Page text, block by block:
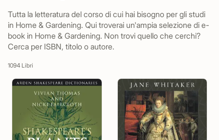
Tutta la letteratura del corso di cui hai bisogno per gli studi
in Home & Gardening. Qui troverai un'ampia selezione di e-
book in Home & Gardening. Non trovi quello che cerchi?
Cerca per ISBN, titolo o autore.
1094 Libri